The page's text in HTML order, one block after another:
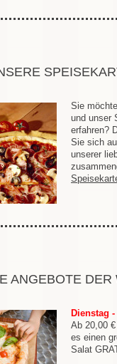
Sie
und unser
erfahren?
Sie sich
unserer
ANGEBOTE DER
Dienstag
Ab 20,00
es einen
Salat